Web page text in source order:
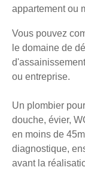
appartement ou
Vous pouvez
le domaine de
ou entreprise.
Un plombier
douche, évier,
en moins de
diagnostique,
avant la